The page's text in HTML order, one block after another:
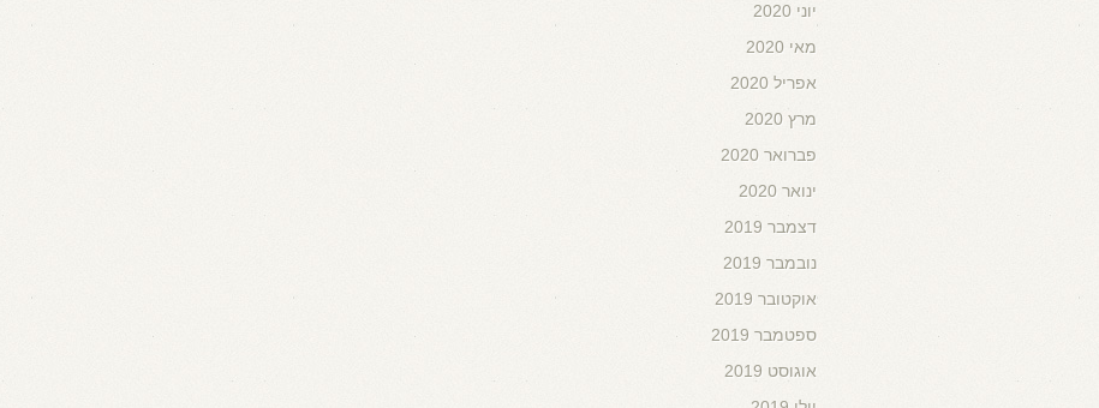
יוני 2020
מאי 2020
אפריל 2020
מרץ 2020
פברואר 2020
ינואר 2020
דצמבר 2019
נובמבר 2019
אוקטובר 2019
ספטמבר 2019
אוגוסט 2019